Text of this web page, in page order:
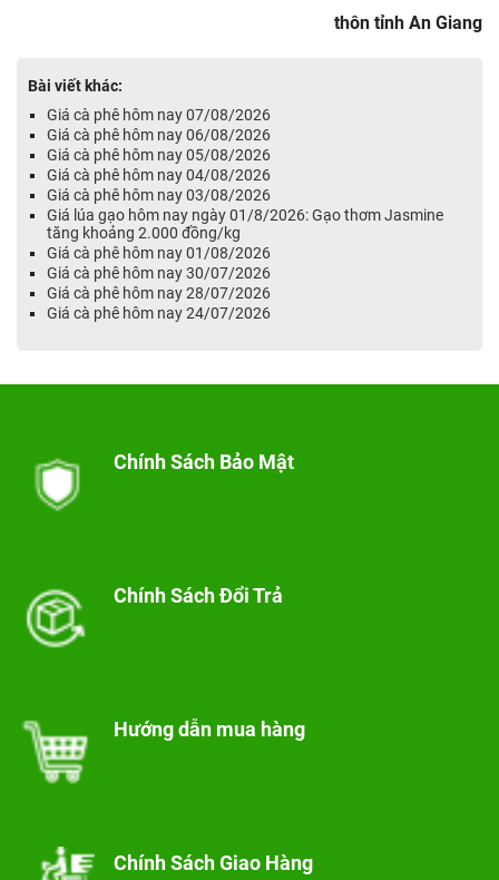
thôn tỉnh An Giang
Bài viết khác:
Giá cà phê hôm nay 07/08/2026
Giá cà phê hôm nay 06/08/2026
Giá cà phê hôm nay 05/08/2026
Giá cà phê hôm nay 04/08/2026
Giá cà phê hôm nay 03/08/2026
Giá lúa gạo hôm nay ngày 01/8/2026: Gạo thơm Jasmine
tăng khoảng 2.000 đồng/kg
Giá cà phê hôm nay 01/08/2026
Giá cà phê hôm nay 30/07/2026
Giá cà phê hôm nay 28/07/2026
Giá cà phê hôm nay 24/07/2026
Chính Sách Bảo Mật
Chính Sách Đổi Trả
Hướng dẫn mua hàng
Chính Sách Giao Hàng